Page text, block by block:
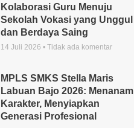
Kolaborasi Guru Menuju
Sekolah Vokasi yang Unggul
dan Berdaya Saing
14 Juli 2026 Tidak ada komentar
MPLS SMKS Stella Maris
Labuan Bajo 2026: Menanam
Karakter, Menyiapkan
Generasi Profesional